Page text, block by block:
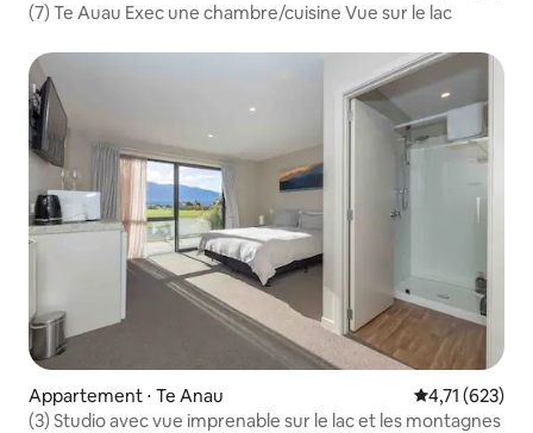
(7) Te Auau Exec une chambre/cuisine Vue sur le lac
Appartement ⋅ Te Anau Évaluation
4,71 (623)
(3) Studio avec vue imprenable sur le lac et les montagnes